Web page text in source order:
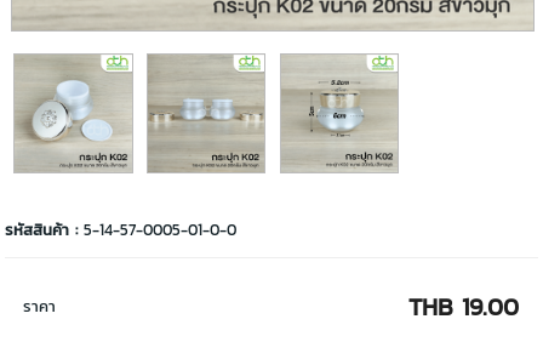
รหัสสินค้า :5-14-57-0005-01-0-0
ราคา THB 19.00